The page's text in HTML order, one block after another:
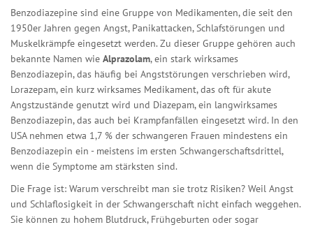
Benzodiazepine sind eine Gruppe von Medikamenten, die seit den
1950er Jahren gegen Angst, Panikattacken, Schlafstörungen und
Muskelkrämpfe eingesetzt werden. Zu dieser Gruppe gehören auch
bekannte Namen wie Alprazolam,ein stark wirksames
Benzodiazepin, das häufig bei Angststörungen verschrieben wird,
Lorazepam,ein kurz wirksames Medikament, das oft für akute
Angstzustände genutzt wird und Diazepam,ein langwirksames
Benzodiazepin, das auch bei Krampfanfällen eingesetzt wird. In den
USA nehmen etwa 1,7 % der schwangeren Frauen mindestens ein
Benzodiazepin ein - meistens im ersten Schwangerschaftsdrittel,
wenn die Symptome am stärksten sind.
Die Frage ist: Warum verschreibt man sie trotz Risiken? Weil Angst
und Schlaflosigkeit in der Schwangerschaft nicht einfach weggehen.
Sie können zu hohem Blutdruck, Frühgeburten oder sogar